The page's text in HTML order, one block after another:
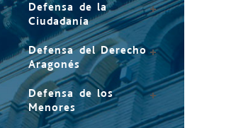
Defensa de la
Ciudadanía
Defensa del Derecho
Aragonés
Defensa de los
Menores